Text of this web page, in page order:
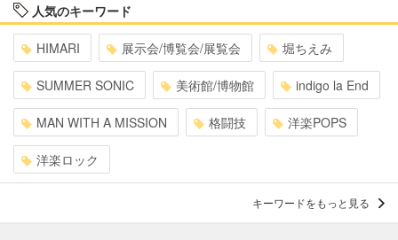
人気のキーワード
HIMARI 展示会/博覧会/展覧会 堀ちえみ
SUMMER SONIC 美術館/博物館 indigo la End
MAN WITH A MISSION 格闘技 洋楽POPS
洋楽ロック
キーワードをもっと見る